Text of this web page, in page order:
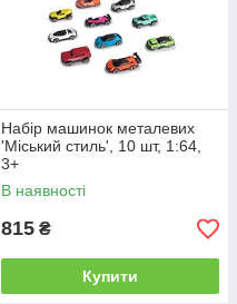
Набір машинок металевих
'Міський стиль', 10 шт, 1:64,
3+
В наявності
815 ₴
Купити